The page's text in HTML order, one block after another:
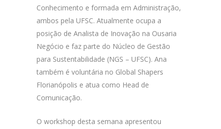
Conhecimento e formada em Administração,
ambos pela UFSC. Atualmente ocupa a
posição de Analista de Inovação na Ousaria
Negócio e faz parte do Núcleo de Gestão
para Sustentabilidade (NGS – UFSC). Ana
também é voluntária no Global Shapers
Florianópolis e atua como Head de
Comunicação.
O workshop desta semana apresentou